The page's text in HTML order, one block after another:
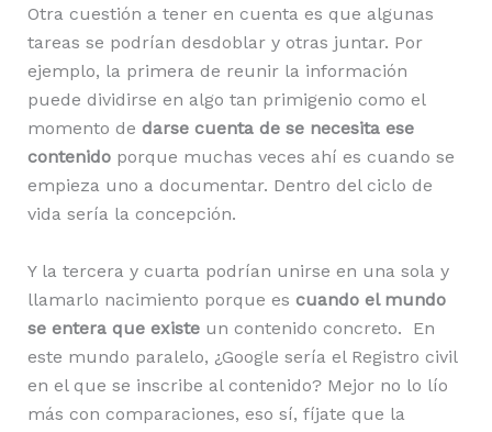
Otra cuestión a tener en cuenta es que algunas
tareas se podrían desdoblar y otras juntar. Por
ejemplo, la primera de reunir la información
puede dividirse en algo tan primigenio como el
momento de darse cuenta de se necesita ese
contenidoporque muchas veces ahí es cuando se
empieza uno a documentar. Dentro del ciclo de
vida sería la concepción.
Y la tercera y cuarta podrían unirse en una sola y
llamarlo nacimiento porque es cuando el mundo
se entera que existe un contenido concreto. En
este mundo paralelo, ¿Google sería el Registro civil
en el que se inscribe al contenido? Mejor no lo lío
más con comparaciones, eso sí, fíjate que la